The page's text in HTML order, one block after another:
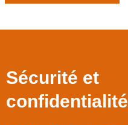
Sécurité et
confidentialité